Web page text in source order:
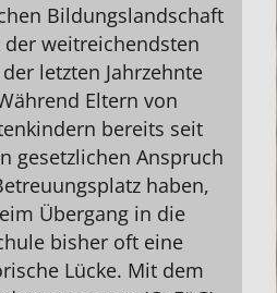
Bildungslandschaft
der weitreichendsten
letzten Jahrzehnte
Eltern von
bereits seit
gesetzlichen Anspruch
haben,
Übergang in die
bisher oft eine
Lücke. Mit dem